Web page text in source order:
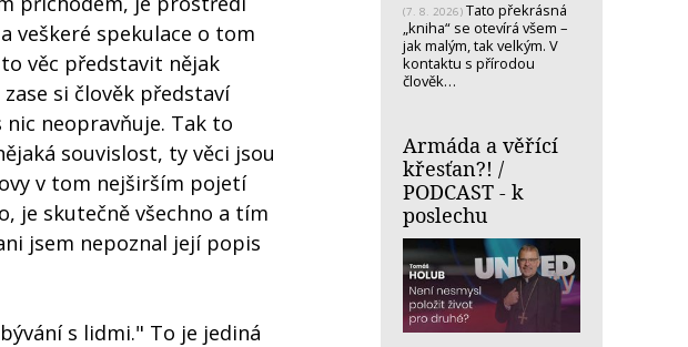
veškeré spekulace o tom
věc představit nějak
si člověk představí
neopravňuje. Tak to
souvislost, ty věci jsou
v tom nejširším pojetí
je skutečně všechno a tím
jsem nepoznal její popis
s lidmi." To je jediná
(7. 8. 2026) Tato překrásná
„kniha“ se otevírá všem –
jak malým, tak velkým. V
kontaktu s přírodou
člověk…
Armáda a věřící
křesťan?! /
PODCAST - k
poslechu